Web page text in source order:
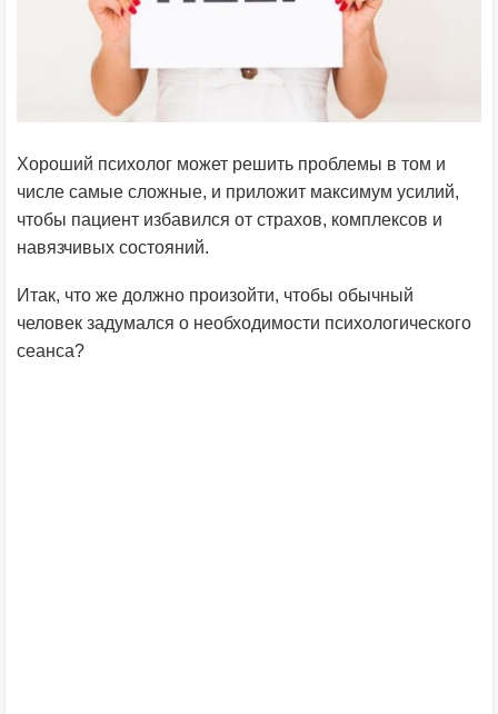
Хороший психолог может решить проблемы в том и
числе самые сложные, и приложит максимум усилий,
чтобы пациент избавился от страхов, комплексов и
навязчивых состояний.
Итак, что же должно произойти, чтобы обычный
человек задумался о необходимости психологического
сеанса?